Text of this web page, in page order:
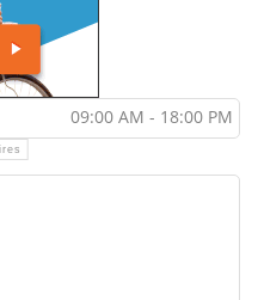
09:00 AM - 18:00 PM